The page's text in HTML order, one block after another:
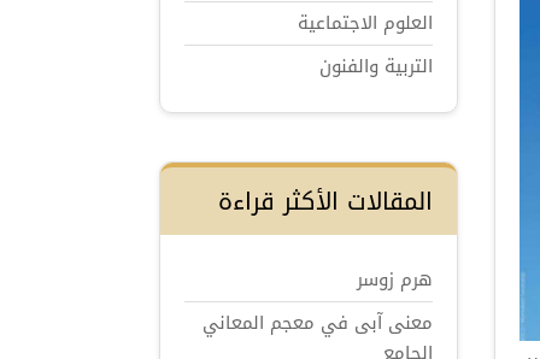
العلوم الاجتماعية
التربية والفنون
المقالات الأكثر قراءة
هرم زوسر
معنى آبى في معجم المعاني